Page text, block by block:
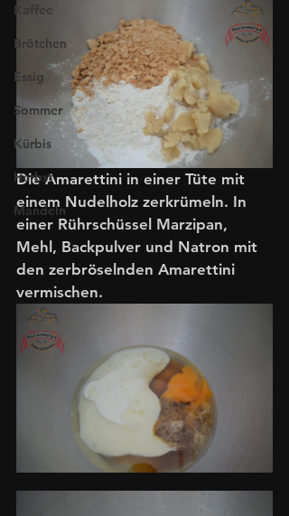
Kaffee
Brötchen
Essig
Sommer
Kürbis
Herbst
Mandeln
Die Amarettini in einer Tüte mit
einem Nudelholz zerkrümeln. In
einer Rührschüssel Marzipan,
Mehl, Backpulver und Natron mit
den zerbröselnden Amarettini
vermischen.